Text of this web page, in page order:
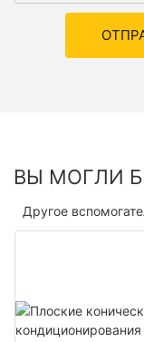
ВЫ МОГЛИ
Другое